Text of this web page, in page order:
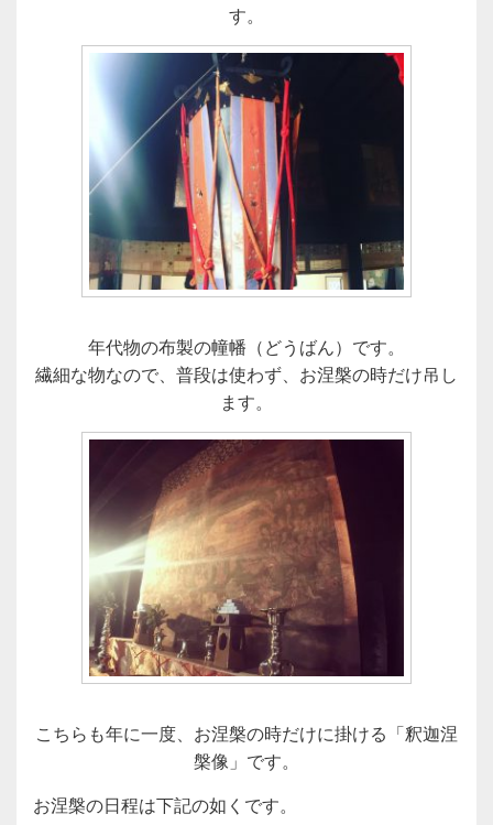
す。
年代物の布製の幢幡（どうばん）です。
繊細な物なので、普段は使わず、お涅槃の時だけ吊し
ます。
こちらも年に一度、お涅槃の時だけに掛ける「釈迦涅
槃像」です。
お涅槃の日程は下記の如くです。